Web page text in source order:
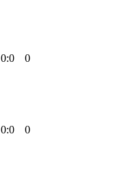
0:0 0
0:0 0